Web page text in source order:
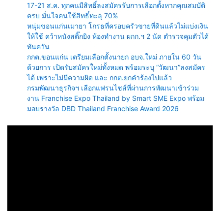
17-21 ส.ค. ทุกคนมีสิทธิ์ลงสมัครรับการเลือกตั้งหากคุณสมบัติ
ครบ มั่นใจคนใช้สิทธิ์ทะลุ 70%
หนุ่มขอนแก่นเมายา โกรธที่ครอบครัวขายที่ดินแล้วไม่แบ่งเงิน
ให้ใช้ คว้าหนังสติ๊กยิง ห้องทำงาน ผกก.ฯ 2 นัด ตำรวจคุมตัวได้
ทันควัน
กกต.ขอนแก่น เตรียมเลือกตั้งนายก อบจ.ใหม่ ภายใน 60 วัน
ด้วยการ เปิดรับสมัครใหม่ทั้งหมด พร้อมระบุ “วัฒนา”ลงสมัคร
ได้ เพราะไม่มีความผิด และ กกต.ยกคำร้องไปแล้ว
กรมพัฒนาธุรกิจฯ เลือกแฟรนไชส์ที่ผ่านการพัฒนาเข้าร่วม
งาน Franchise Expo Thailand by Smart SME Expo พร้อม
มอบรางวัล DBD Thailand Franchise Award 2026